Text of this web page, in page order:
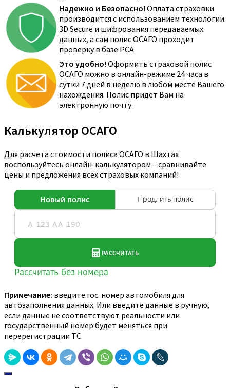
Надежно и Безопасно! Оплата страховки
производится с использованием технологии
3D Secure и шифрования передаваемых
данных, а сам полис ОСАГО проходит
проверку в базе РСА.
Это удобно! Оформить страховой полис
ОСАГО можно в онлайн-режиме 24 часа в
сутки 7 дней в неделю в любом месте Вашего
нахождения. Полис придет Вам на
электронную почту.
Калькулятор ОСАГО
Для расчета стоимости полиса ОСАГО в Шахтах
воспользуйтесь онлайн-калькулятором – сравнивайте
цены и предложения всех страховых компаний!
Примечание: введите гос. номер автомобиля для
автозаполнения данных. Или введите данные в ручную,
если данные не соответствуют реальности или
государственный номер будет меняться при
перерегистрации ТС.